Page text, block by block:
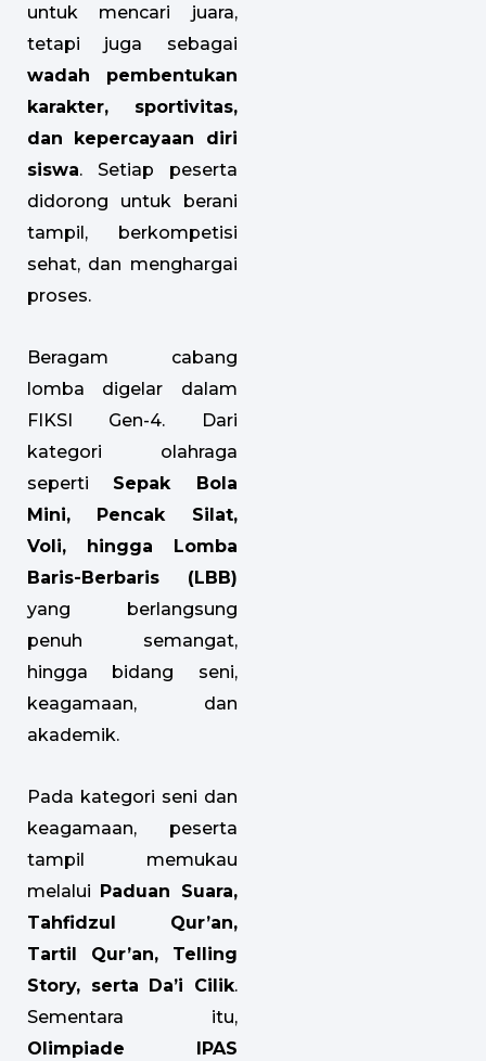
untuk mencari juara,
tetapi juga sebagai
wadah pembentukan
karakter, sportivitas,
dan kepercayaan diri
siswa. Setiap peserta
didorong untuk berani
tampil, berkompetisi
sehat, dan menghargai
proses.
Beragam cabang
lomba digelar dalam
FIKSI Gen-4. Dari
kategori olahraga
seperti Sepak Bola
Mini, Pencak Silat,
Voli, hingga Lomba
Baris-Berbaris (LBB)
yang berlangsung
penuh semangat,
hingga bidang seni,
keagamaan, dan
akademik.
Pada kategori seni dan
keagamaan, peserta
tampil memukau
melalui
Paduan Suara,
Tahfidzul Qur’an,
Tartil Qur’an, Telling
Story, serta Da’i Cilik.
Sementara itu,
Olimpiade IPAS